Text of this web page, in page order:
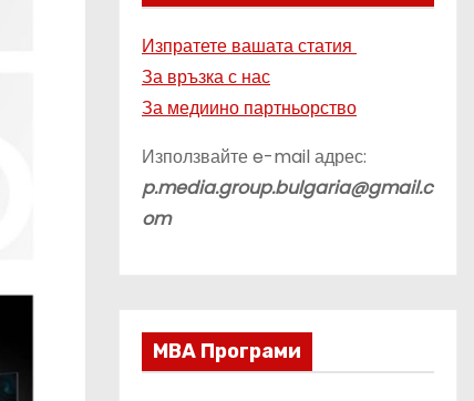
Изпратете вашата статия
За връзка с нас
За медиино партньорство
Използвайте e-mail адрес:
p.media.group.bulgaria@gmail.c
om
МВА Програми